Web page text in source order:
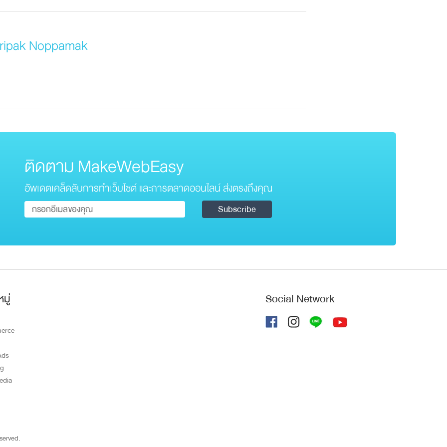
Noppamak
ติดตาม MakeWebEasy
อัพเดตเคล็ดลับการทำเว็บไซต์ และการตลาดออนไลน์ ส่งตรงถึงคุณ
มู่ Social Network